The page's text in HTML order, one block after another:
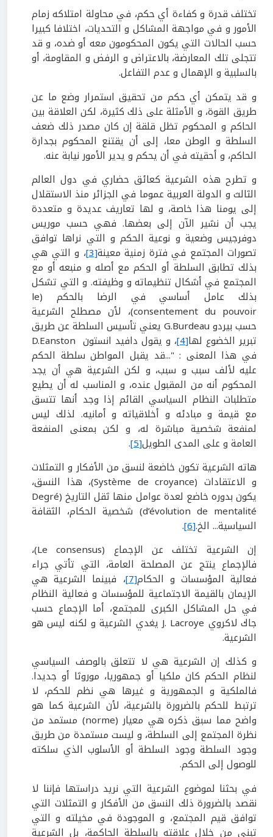
تختلف قدرة و كفاءة أي حكم، في محاولة امتلاكه زمام
الأمور و في مواجهة المشاكل و التحديات، اختلافا كبيرا
حسب الحالات التي يكون المحكومون معه أو ضده، و قد
تتجلى تلك المعارضة، بالاعتراض و الرفض و المقاومة، أو
بالسلبية و الإهمال و عدم التفاعل.
و قد يتمكن أي حكم من تحقيق استمرار وضع ما عن
طريق القوة، و الأمثلة على ذلك كثيرة، لكن العلاقة بين
الحاكم و المحكوم تظل قلقة إن كان مصدر ذلك ضعف
السلطة و الوطن معا، إلى أن يقتنع المحكوم بجدارة
الحاكم، و أحقيته في أن يحكم و يدير الأمور نيابة عنه.
و تطرح هذه الشرعية كعائق حضاري في دول العالم
الثالث و الدولة العربية عموما في الجزائر منذ الاستقلال
إلى يومنا هذا خاصة، و لها تعاريف عديدة و متعددة
يجب أن نشير الآن إلى بعضها. فهي حسب موريس
دوفرجيس وضعية و نوعية الحكم و التي نراها توافق
تصورات المجتمع في فترة زمنية معينة[3] ، و التي هي
بذلك تطابق السلطة أو الحكم مع أصله و منبعه أو مع
المجتمع في أشكال تنظيماته و وظيفته. و التي تشكل
بذلك عامل أساسي في الرضا بالحكم (le
consentement du pouvoir)، لأن مصطلح الشرعية
حسب بيردو G.Burdeau يعني تأسيس السلطة عن طريق
تبرير الخضوع لها[4]
، و يقول دافيد انستون D.Eanston
في هذا المعنى : "...قد يقبل المواطن سلطة الحكم
عليه لألف سبب و سبب، و لكن الشرعية هي أن يجد
المحكوم أنه من المقبول عنده، و المناسب له أن يطيع
متطلبات النظام السياسي القائم إذا وجد أنها تتسق
مع قيمة و مبادئه و أخلاقياته و أمانيه. لذلك ليس
لمنفعة شخصية مباشرة له، و لكن بمعنى المنفعة
العامة و على المدى الطويل[5]
.
هاته الشرعية تكون خاضعة لنسق من الأفكار و التمثلات
و الاعتقادات (Système de croyance)، هذا النسق،
يكون بدوره خاضع لعدة عوامل منها ثقل التاريخ (Degré
d’évolution de mentalité) شخصية الحكام، الثقافة
السياسية... الخ.[6]
.
إن الشرعية تختلف عن الإجماع (Le consensus)،
فالإجماع ينتج عن المصلحة العامة، التي تأتي جراء
فعالية المؤسسات و الحكام[7] ، فبينما الشرعية هي
الإيمان بالقيمة الاجتماعية للمؤسسات و فعالية النظام
في حل المشاكل الكبرى للمجتمع، أما الإجماع حسب
جاك لاكروي J. Lacroye يغدي الشرعية و لكنه ليس هو
الشرعية.
و كذلك إن الشرعية هي لا تتعلق بالوصف السياسي
لنظام الحكم كان ملكيا أو جمهوريا، موروثا أو جديدا.
فالملكية و الجمهورية و غيرها هي نظم للحكم، لا
ترتبط للحكم بالضرورة بالشرعية، لأن الشرعية كما هو
واضح مما سبق ذكره هي معيار (norme) مستمد من
نظرة المجتمع إلى السلطة، و ليست مستمدة من طريق
وجود السلطة وجود السلطة أو الأسلوب الذي سلكته
للوصول إلى الحكم.
في بحثنا لموضوع الشرعية التي نريد دراستها فإننا لا
نقصد بالضرورة ذلك النسق من الأفكار و التمثلات التي
توافق قيم المجتمع، و الموجودة في مخيلته و التي
تبنى من خلال علاقته بالسلطة الحاكمة، بل الشرعية